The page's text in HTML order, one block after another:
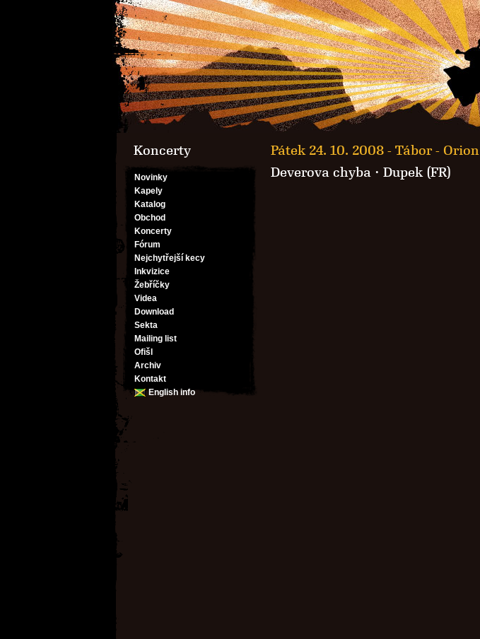
Koncerty
Novinky
Kapely
Katalog
Obchod
Koncerty
Fórum
Nejchytřejší kecy
Inkvizice
Žebříčky
Videa
Download
Sekta
Mailing list
Ofišl
Archiv
Kontakt
English info
Pátek 24. 10. 2008 - Tábor - Orion
Deverova chyba · Dupek (FR)